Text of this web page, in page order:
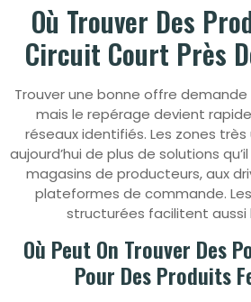
Où Trouver Des
Circuit Court Près
Trouver une bonne offre
mais le repérage devient
réseaux identifiés. Les zones
aujourd’hui de plus de solutions
magasins de producteurs, aux
plateformes de commande.
structurées facilitent aussi
Où Peut On Trouver Des
Pour Des Produits